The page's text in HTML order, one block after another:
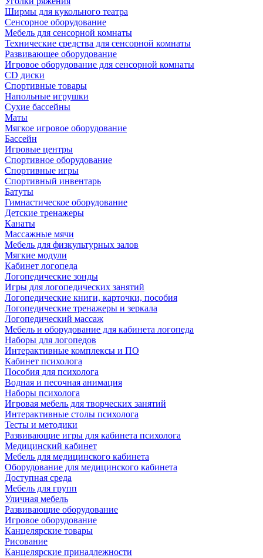
Ширмы для кукольного театра
Сенсорное оборудование
Мебель для сенсорной комнаты
Технические средства для сенсорной комнаты
Развивающее оборудование
Игровое оборудование для сенсорной комнаты
CD диски
Спортивные товары
Напольные игрушки
Сухие бассейны
Маты
Мягкое игровое оборудование
Бассейн
Игровые центры
Спортивное оборудование
Спортивные игры
Спортивный инвентарь
Батуты
Гимнастическое оборудование
Детские тренажеры
Канаты
Массажные мячи
Мебель для физкультурных залов
Мягкие модули
Кабинет логопеда
Логопедические зонды
Игры для логопедических занятий
Логопедические книги, карточки, пособия
Логопедические тренажеры и зеркала
Логопедический массаж
Мебель и оборудование для кабинета логопеда
Наборы для логопедов
Интерактивные комплексы и ПО
Кабинет психолога
Пособия для психолога
Водная и песочная анимация
Наборы психолога
Игровая мебель для творческих занятий
Интерактивные столы психолога
Тесты и методики
Развивающие игры для кабинета психолога
Медицинский кабинет
Мебель для медицинского кабинета
Оборудование для медицинского кабинета
Доступная среда
Мебель для групп
Уличная мебель
Развивающие оборудование
Игровое оборудование
Канцелярские товары
Рисование
Канцелярские принадлежности